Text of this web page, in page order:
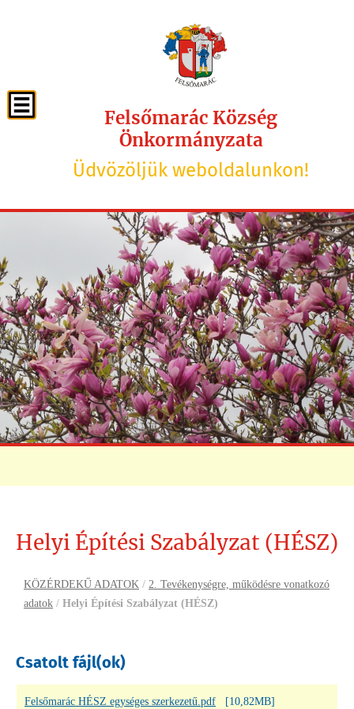
Felsőmarác Község
Önkormányzata
Üdvözöljük weboldalunkon!
Helyi Építési Szabályzat (HÉSZ)
KÖZÉRDEKŰ ADATOK / 2. Tevékenységre, működésre vonatkozó
adatok / Helyi Építési Szabályzat (HÉSZ)
Csatolt fájl(ok)
Felsőmarác HÉSZ egységes szerkezetű.pdf [10,82MB]